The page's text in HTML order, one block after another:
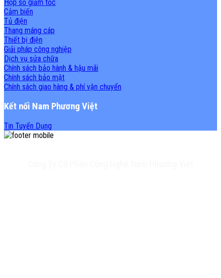
Hộp số giảm tốc
Cảm biến
Tủ điện
Thang máng cáp
Thiết bị điện
Giải pháp công nghiệp
Dịch vụ sửa chữa
Chính sách bảo hành & hậu mãi
Chính sách bảo mật
Chính sách giao hàng & phí vận chuyển
Kết nối Nam Phương Việt
Tin Tuyển Dụng